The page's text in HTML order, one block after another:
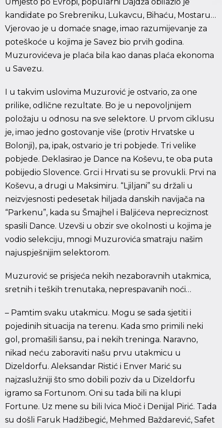
kandidate po Srebreniku, Lukavcu, Bihaću, Mostaru…
Vjerovao je u domaće snage, imao razumijevanje za
poteškoće u kojima je Savez bio prvih godina.
Muzurovićeva je plaća bila kao danas plaća ekonoma
u Savezu.
I u takvim uslovima Muzurović je ostvario, za one
prilike, odlične rezultate. Bo je u nepovoljnijem
položaju u odnosu na sve selektore. U prvom ciklusu
je, imao jedno gostovanje više (protiv Hrvatske u
Bolonji), pa, ipak, ostvario je tri pobjede. Tri velike
pobjede. Deklasirao je Dance na Koševu, te oba puta
pobijedio Slovence. Grci i Hrvati su se provukli. Prvi na
Koševu, a drugi u Maksimiru. “Ljiljani” su držali u
neizvjesnosti pedesetak hiljada danskih navijača na
“Parkenu”, kada su Šmajhel i Baljićeva nepreciznost
spasili Dance. Uzevši u obzir sve okolnosti u kojima je
vodio selekciju, mnogi Muzurovića smatraju našim
najuspješnijim selektorom.
Muzurović se prisjeća nekih nezaboravnih utakmica,
sretnih i teških trenutaka, neprespavanih noći…
– Pamtim svaku utakmicu. Mogu se sada sjetiti i
pojedinih situacija na terenu. Kada smo primili neki
gol, promašili šansu, pa i nekih treninga. Naravno,
nikad neću zaboraviti našu prvu utakmicu u
Dizeldorfu. Aleksandar Ristić i Enver Marić su
najzaslužniji što smo dobili poziv da u Dizeldorfu
igramo sa Fortunom. Oni su tada bili na klupi
Fortune. Uz mene su bili Ivica Mioč i Denijal Pirić. Tada
su došli Faruk Hadžibegić, Mehmed Baždarević, Safet